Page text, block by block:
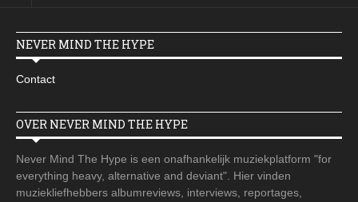
NEVER MIND THE HYPE
Contact
OVER NEVER MIND THE HYPE
Never Mind The Hype is een onafhankelijk muziekplatform "for
everything heavy, alternative and deviant". Hier vinden
muziekliefhebbers albumreviews, interviews, reportages,